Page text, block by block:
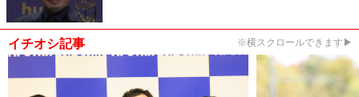
イチオシ記事 ※横スクロールできます▶